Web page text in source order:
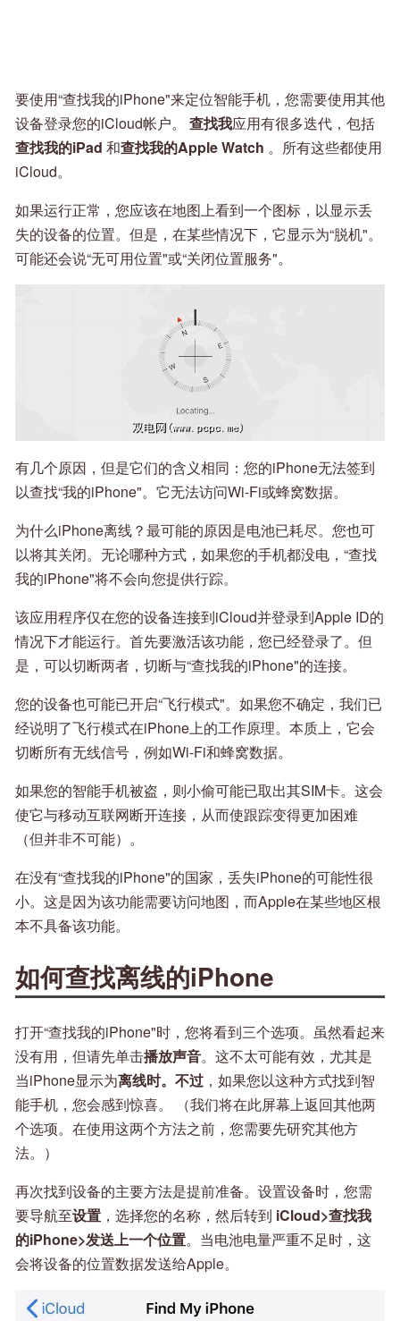
要使用“查找我的iPhone"来定位智能手机，您需要使用其他
设备登录您的iCloud帐户。 查找我应用有很多迭代，包括
查找我的iPad 和查找我的Apple Watch 。所有这些都使用
iCloud。
如果运行正常，您应该在地图上看到一个图标，以显示丢
失的设备的位置。但是，在某些情况下，它显示为“脱机"。
可能还会说“无可用位置"或“关闭位置服务"。
有几个原因，但是它们的含义相同：您的iPhone无法签到
以查找“我的iPhone"。它无法访问Wi-Fi或蜂窝数据。
为什么iPhone离线？最可能的原因是电池已耗尽。您也可
以将其关闭。无论哪种方式，如果您的手机都没电，“查找
我的iPhone"将不会向您提供行踪。
该应用程序仅在您的设备连接到iCloud并登录到Apple ID的
情况下才能运行。首先要激活该功能，您已经登录了。但
是，可以切断两者，切断与“查找我的iPhone"的连接。
您的设备也可能已开启“飞行模式"。如果您不确定，我们已
经说明了飞行模式在iPhone上的工作原理。本质上，它会
切断所有无线信号，例如Wi-Fi和蜂窝数据。
如果您的智能手机被盗，则小偷可能已取出其SIM卡。这会
使它与移动互联网断开连接，从而使跟踪变得更加困难
（但并非不可能）。
在没有“查找我的iPhone"的国家，丢失iPhone的可能性很
小。这是因为该功能需要访问地图，而Apple在某些地区根
本不具备该功能。
如何查找离线的iPhone
打开“查找我的iPhone"时，您将看到三个选项。虽然看起来
没有用，但请先单击播放声音。这不太可能有效，尤其是
当iPhone显示为离线时。不过 ，如果您以这种方式找到智
能手机，您会感到惊喜。 （我们将在此屏幕上返回其他两
个选项。在使用这两个方法之前，您需要先研究其他方
法。）
再次找到设备的主要方法是提前准备。设置设备时，您需
要导航至设置 ，选择您的名称，然后转到 iCloud>查找我
的iPhone>发送上一个位置。当电池电量严重不足时，这
会将设备的位置数据发送给Apple。